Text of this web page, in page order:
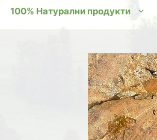
100% Натурални продукти